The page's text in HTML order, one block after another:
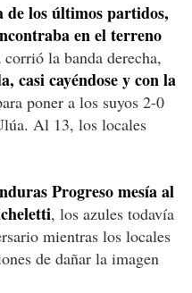
los últimos partidos,
en el terreno
la banda derecha,
casi cayéndose y con la
poner a los suyos 2-0
Al 13, los locales
Progreso mesía al
, los azules todavía
mientras los locales
de dañar la imagen